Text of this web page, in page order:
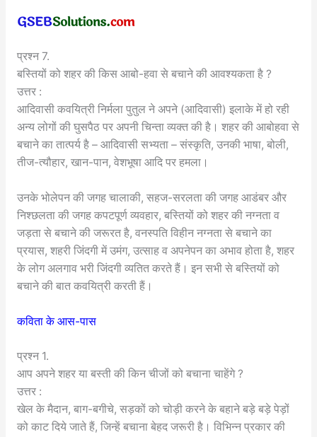
प्रश्न 7.
बस्तियों को शहर की किस आबो-हवा से बचाने की आवश्यकता है ?
उत्तर :
आदिवासी कवयित्री निर्मला पुतुल ने अपने (आदिवासी) इलाके में हो रही
अन्य लोगों की घुसपैठ पर अपनी चिन्ता व्यक्त की है। शहर की आबोहवा से
बचाने का तात्पर्य है – आदिवासी सभ्यता – संस्कृति, उनकी भाषा, बोली,
तीज-त्यौहार, खान-पान, वेशभूषा आदि पर हमला।
उनके भोलेपन की जगह चालाकी, सहज-सरलता की जगह आडंबर और
निश्छलता की जगह कपटपूर्ण व्यवहार, बस्तियों को शहर की नग्नता व
जड़ता से बचाने की जरूरत है, वनस्पति विहीन नग्नता से बचाने का
प्रयास, शहरी जिंदगी में उमंग, उत्साह व अपनेपन का अभाव होता है, शहर
के लोग अलगाव भरी जिंदगी व्यतित करते हैं। इन सभी से बस्तियों को
बचाने की बात कवयित्री करती हैं।
कविता के आस-पास
प्रश्न 1.
आप अपने शहर या बस्ती की किन चीजों को बचाना चाहेंगे ?
उत्तर :
खेल के मैदान, बाग-बगीचे, सड़कों को चोड़ी करने के बहाने बड़े बड़े पेड़ों
को काट दिये जाते हैं, जिन्हें बचाना बेहद जरूरी है। विभिन्न प्रकार की